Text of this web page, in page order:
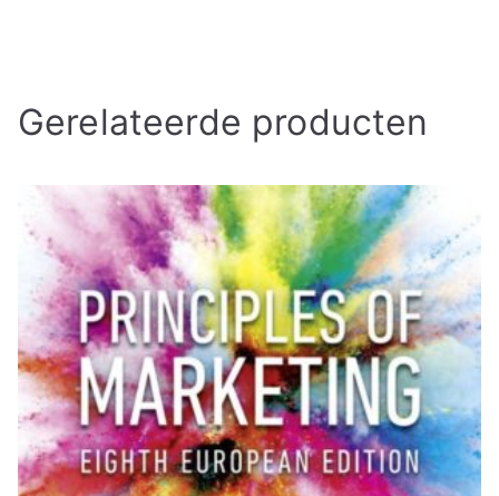
Gerelateerde producten